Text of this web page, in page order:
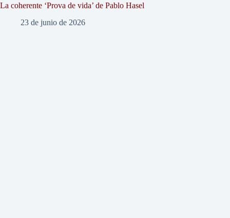
La coherente ‘Prova de vida’ de Pablo Hasel
23 de junio de 2026